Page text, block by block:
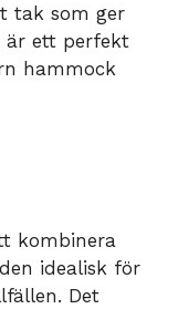
tak som ger
är ett perfekt
hammock
kombinera
idealisk för
Det